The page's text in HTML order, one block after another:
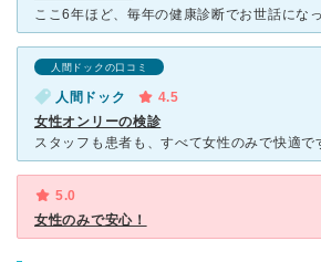
人間ドックの口コミ
人間ドック
4.5
女性オンリーの検診
5.0
女性のみで安心！